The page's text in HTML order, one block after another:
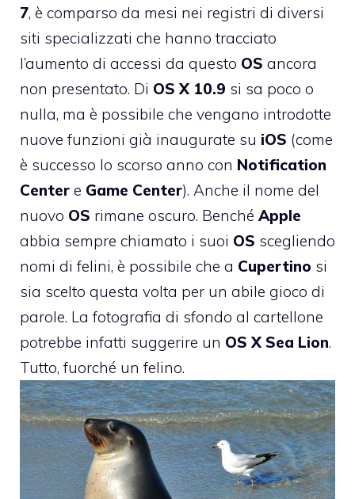
7, è comparso da mesi nei registri di diversi
siti specializzati che hanno tracciato
l’aumento di accessi da questo OS ancora
non presentato. Di OS X 10.9 si sa poco o
nulla, ma è possibile che vengano introdotte
nuove funzioni già inaugurate su iOS (come
è successo lo scorso anno con Notification
Center e Game Center). Anche il nome del
nuovo OS rimane oscuro. Benché Apple
abbia sempre chiamato i suoi OS scegliendo
nomi di felini, è possibile che a Cupertino si
sia scelto questa volta per un abile gioco di
parole. La fotografia di sfondo al cartellone
potrebbe infatti suggerire un OS X Sea Lion.
Tutto, fuorché un felino.